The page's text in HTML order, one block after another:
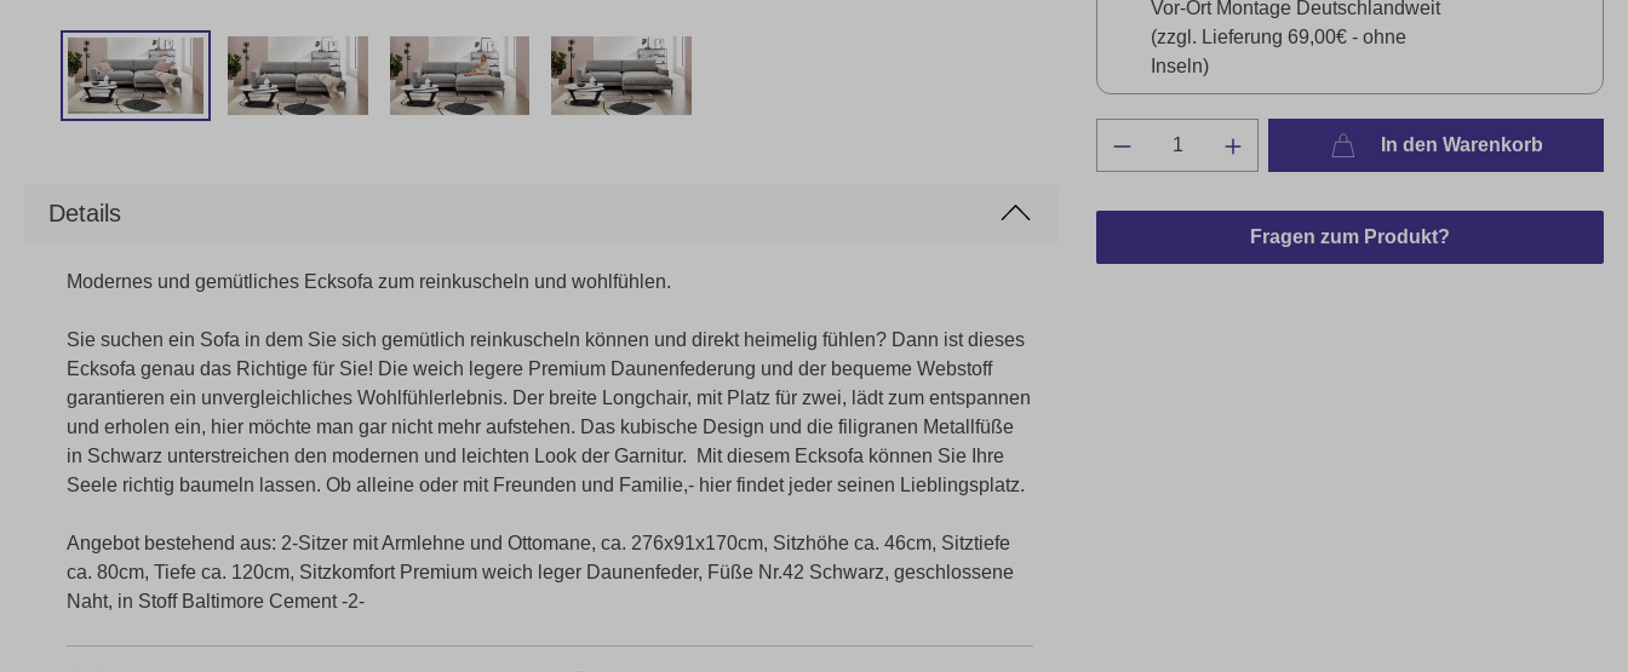
Vor-Ort Montage Deutschlandweit
(zzgl. Lieferung 69,00€ - ohne
Inseln)
In den Warenkorb
Fragen zum Produkt?
Details
Modernes und gemütliches Ecksofa zum reinkuscheln und wohlfühlen.
Sie suchen ein Sofa in dem Sie sich gemütlich reinkuscheln können und direkt heimelig fühlen? Dann ist dieses
Ecksofa genau das Richtige für Sie! Die weich legere Premium Daunenfederung und der bequeme Webstoff
garantieren ein unvergleichliches Wohlfühlerlebnis. Der breite Longchair, mit Platz für zwei, lädt zum entspannen
und erholen ein, hier möchte man gar nicht mehr aufstehen. Das kubische Design und die filigranen Metallfüße
in Schwarz unterstreichen den modernen und leichten Look der Garnitur. Mit diesem Ecksofa können Sie Ihre
Seele richtig baumeln lassen. Ob alleine oder mit Freunden und Familie,- hier findet jeder seinen Lieblingsplatz.
Angebot bestehend aus: 2-Sitzer mit Armlehne und Ottomane, ca. 276x91x170cm, Sitzhöhe ca. 46cm, Sitztiefe
ca. 80cm, Tiefe ca. 120cm, Sitzkomfort Premium weich leger Daunenfeder, Füße Nr.42 Schwarz, geschlossene
Naht, in Stoff Baltimore Cement -2-